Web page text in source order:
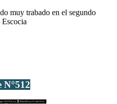
muy trabado en el segundo
N°512